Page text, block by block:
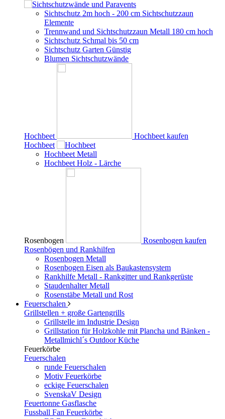
Sichtschutz 2m hoch - 200 cm Sichtschutzzaun
Elemente
Trennwand und Sichtschutzzaun Metall 180 cm hoch
Sichtschutz Schmal bis 50 cm
Sichtschutz Garten Günstig
Blumen Sichtschutzwände
Hochbeet
Hochbeet kaufen
Hochbeet
Hochbeet Metall
Hochbeet Holz - Lärche
Rosenbogen
Rosenbogen kaufen
Rosenbögen und Rankhilfen
Rosenbogen Metall
Rosenbogen Eisen als Baukastensystem
Rankhilfe Metall - Rankgitter und Rankgerüste
Staudenhalter Metall
Rosenstäbe Metall und Rost
Feuerschalen
Grillstellen + große Gartengrills
Grillstelle im Industrie Design
Grillstation für Holzkohle mit Plancha und Bänken -
Metallmichl´s Outdoor Küche
Feuerkörbe
Feuerschalen
runde Feuerschalen
Motiv Feuerkörbe
eckige Feuerschalen
SvenskaV Design
Feuertonne Gasflasche
Fussball Fan Feuerkörbe